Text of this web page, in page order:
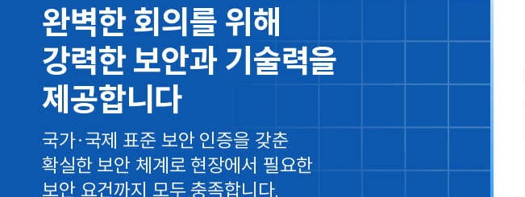
완벽한 회의를 위해
강력한 보안과 기술력을
제공합니다
국가·국제 표준 보안 인증을 갖춘
확실한 보안 체계로 현장에서 필요한
보안 요건까지 모두 충족합니다.